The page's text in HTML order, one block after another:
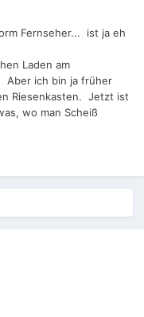
Fernseher... ist ja eh
Laden am
Aber ich bin ja früher
Riesenkasten. Jetzt ist
wo man Scheiß